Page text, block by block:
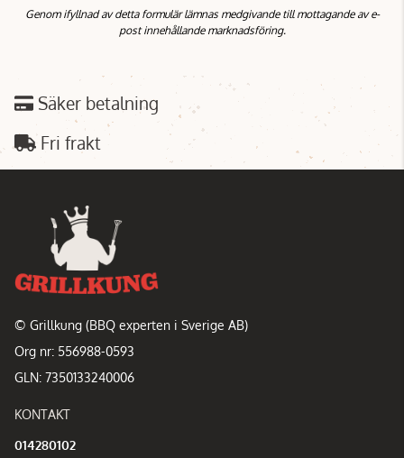
Genom ifyllnad av detta formulär lämnas medgivande till mottagande av e-
post innehållande marknadsföring.
Säker betalning
Fri frakt
© Grillkung (BBQ experten i Sverige AB)
Org nr: 556988-0593
GLN: 7350133240006
KONTAKT
014280102